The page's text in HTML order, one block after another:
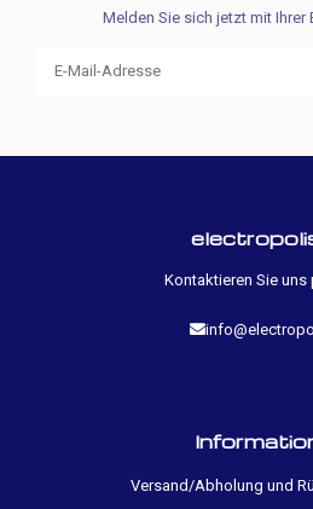
Melden Sie sich jetzt mit Ihrer
Kontaktieren Sie uns
Versand/Abholung und